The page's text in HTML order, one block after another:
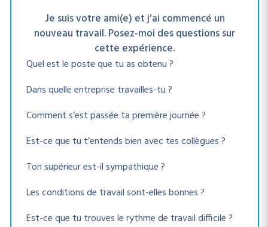
Je suis votre ami(e) et j’ai commencé un
nouveau travail. Posez-moi des questions sur
cette expérience.
Quel est le poste que tu as obtenu ?
Dans quelle entreprise travailles-tu ?
Comment s’est passée ta première journée ?
Est-ce que tu t’entends bien avec tes collègues ?
Ton supérieur est-il sympathique ?
Les conditions de travail sont-elles bonnes ?
Est-ce que tu trouves le rythme de travail difficile ?